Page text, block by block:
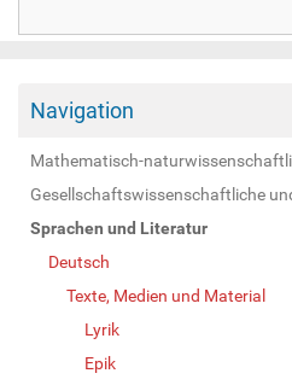
Navigation
Mathematisch-
Gesellschaftswissenschaftliche
Sprachen und Literatur
Deutsch
Texte, Medien und Material
Lyrik
Epik